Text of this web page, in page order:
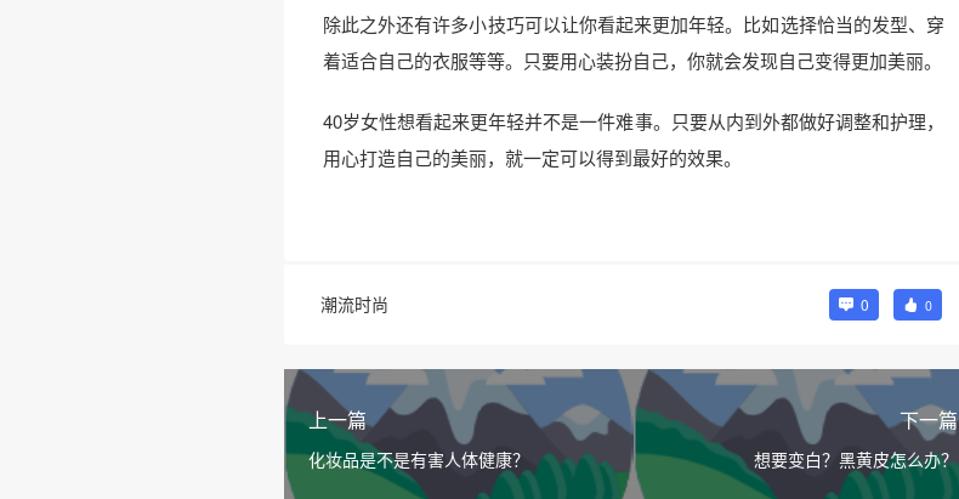
除此之外还有许多小技巧可以让你看起来更加年轻。比如选择恰当的发型、穿
着适合自己的衣服等等。只要用心装扮自己，你就会发现自己变得更加美丽。
40岁女性想看起来更年轻并不是一件难事。只要从内到外都做好调整和护理，
用心打造自己的美丽，就一定可以得到最好的效果。
潮流时尚 0 0
上一篇
化妆品是不是有害人体健康？
下一篇
想要变白？黑黄皮怎么办？